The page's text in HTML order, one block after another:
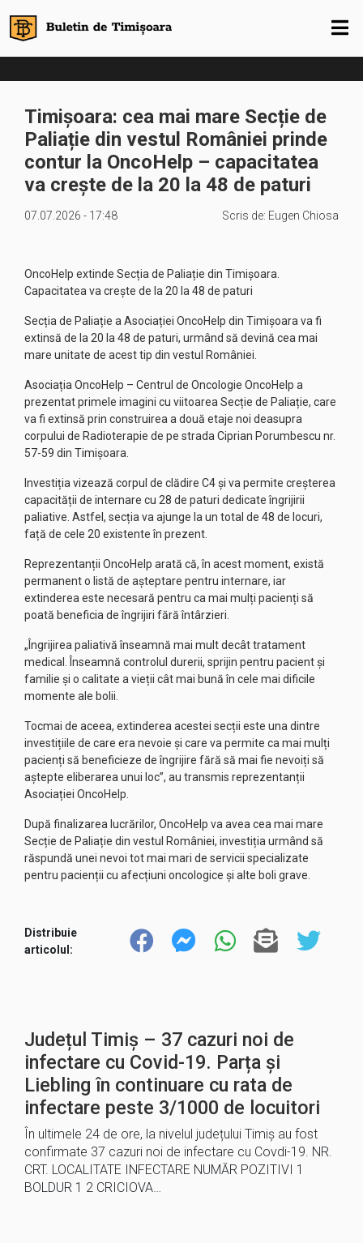
Timișoara: cea mai mare Secție de
Paliație din vestul României prinde
contur la OncoHelp – capacitatea
va crește de la 20 la 48 de paturi
07.07.2026 - 17:48 Scris de: Eugen Chiosa
OncoHelp extinde Secția de Paliație din Timișoara.
Capacitatea va crește de la 20 la 48 de paturi
Secția de Paliație a Asociației OncoHelp din Timișoara va fi
extinsă de la 20 la 48 de paturi, urmând să devină cea mai
mare unitate de acest tip din vestul României.
Asociația OncoHelp – Centrul de Oncologie OncoHelp a
prezentat primele imagini cu viitoarea Secție de Paliație, care
va fi extinsă prin construirea a două etaje noi deasupra
corpului de Radioterapie de pe strada Ciprian Porumbescu nr.
57-59 din Timișoara.
Investiția vizează corpul de clădire C4 și va permite creșterea
capacității de internare cu 28 de paturi dedicate îngrijirii
paliative. Astfel, secția va ajunge la un total de 48 de locuri,
față de cele 20 existente în prezent.
Reprezentanții OncoHelp arată că, în acest moment, există
permanent o listă de așteptare pentru internare, iar
extinderea este necesară pentru ca mai mulți pacienți să
poată beneficia de îngrijiri fără întârzieri.
„Îngrijirea paliativă înseamnă mai mult decât tratament
medical. Înseamnă controlul durerii, sprijin pentru pacient și
familie și o calitate a vieții cât mai bună în cele mai dificile
momente ale bolii.
Tocmai de aceea, extinderea acestei secții este una dintre
investițiile de care era nevoie și care va permite ca mai mulți
pacienți să beneficieze de îngrijire fără să mai fie nevoiți să
aștepte eliberarea unui loc”, au transmis reprezentanții
Asociației OncoHelp.
După finalizarea lucrărilor, OncoHelp va avea cea mai mare
Secție de Paliație din vestul României, investiția urmând să
răspundă unei nevoi tot mai mari de servicii specializate
pentru pacienții cu afecțiuni oncologice și alte boli grave.
Distribuie
articolul:
Județul Timiș – 37 cazuri noi de
infectare cu Covid-19. Parța și
Liebling în continuare cu rata de
infectare peste 3/1000 de locuitori
În ultimele 24 de ore, la nivelul județului Timiș au fost
confirmate 37 cazuri noi de infectare cu Covdi-19. NR.
CRT. LOCALITATE INFECTARE NUMĂR POZITIVI 1
BOLDUR 1 2 CRICIOVA…